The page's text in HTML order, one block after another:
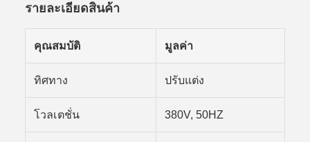
รายละเอียดสินค้า
คุณสมบัติ มูลค่า
ทิศทาง ปรับแต่ง
โวลเตชั่น 380V, 50HZ